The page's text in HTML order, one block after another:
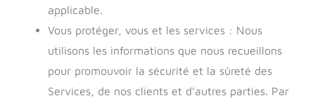
applicable.
Vous protéger, vous et les services : Nous
utilisons les informations que nous recueillons
pour promouvoir la sécurité et la sûreté des
Services, de nos clients et d’autres parties. Par